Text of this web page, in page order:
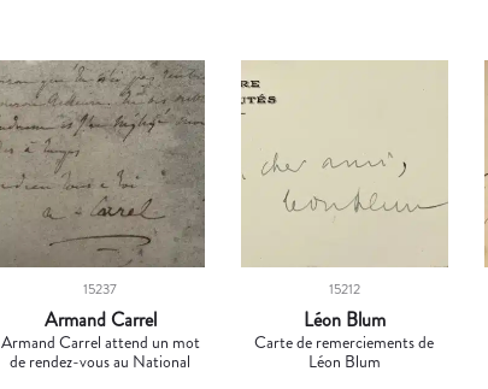
15237
Armand Carrel
Armand Carrel attend un mot
de rendez-vous au National
15212
Léon Blum
Carte de remerciements de
Léon Blum